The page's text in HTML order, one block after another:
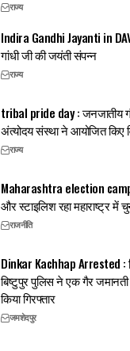
राज्य
Indira Gandhi Jayanti in DAV
गांधी जी की जयंती संपन्न
राज्य
tribal pride day : जनजातीय
अंत्योदय संस्था ने आयोजित किए
राज्य
Maharashtra election
और स्टाइलिश रहा महाराष्ट्र में
राजनीति
Dinkar Kachhap Arrested :
बिष्टुपुर पुलिस ने एक गैर
किया गिरफ्तार
जमशेदपुर